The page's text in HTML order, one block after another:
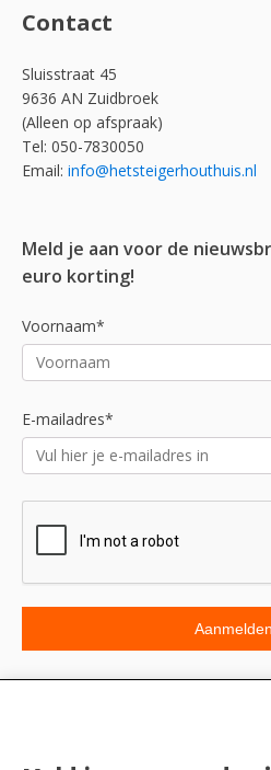
Contact
Sluisstraat 45
9636 AN Zuidbroek
(Alleen op afspraak)
Tel: 050-7830050
Email: info@hetsteigerhouthuis.nl
Meld je aan voor de
euro korting!
Voornaam*
E-mailadres*